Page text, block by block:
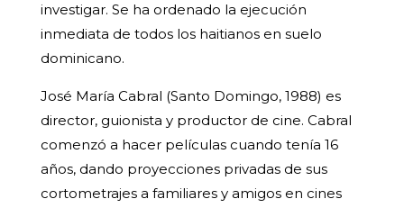
investigar. Se ha ordenado la ejecución
inmediata de todos los haitianos en suelo
dominicano.
José María Cabral (Santo Domingo, 1988) es
director, guionista y productor de cine. Cabral
comenzó a hacer películas cuando tenía 16
años, dando proyecciones privadas de sus
cortometrajes a familiares y amigos en cines